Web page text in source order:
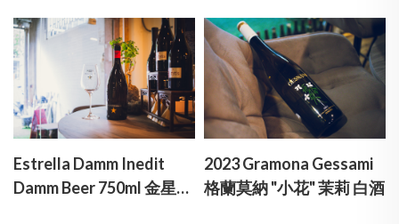
Estrella Damm Inedit
Damm Beer 750ml 金星啤
2023 Gramona Gessami
格蘭莫納 "小花" 茉莉 白酒